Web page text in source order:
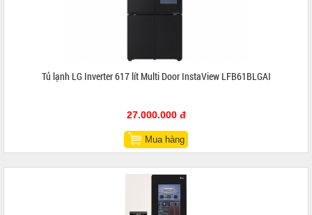
Tủ lạnh LG Inverter 617 lít Multi Door InstaView LFB61BLGAI
27.000.000 đ
Mua hàng